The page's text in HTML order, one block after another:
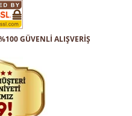
GÜVENLİ ALIŞVERİŞ